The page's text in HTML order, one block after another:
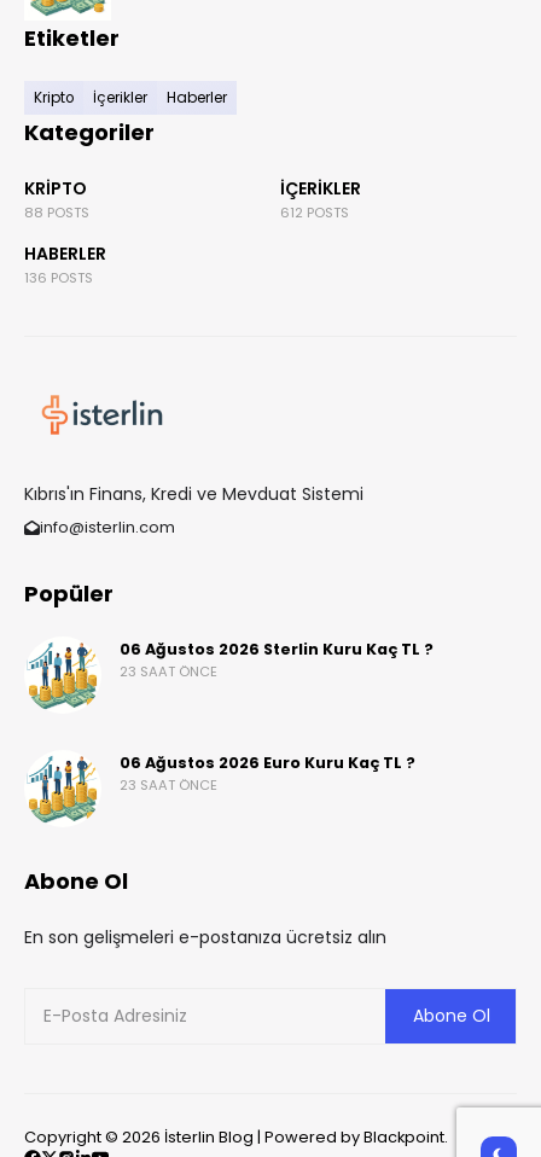
Etiketler
Kripto İçerikler Haberler
Kategoriler
KRIPTO
88 POSTS
İÇERIKLER
612 POSTS
HABERLER
136 POSTS
Kıbrıs'ın Finans, Kredi ve Mevduat Sistemi
info@isterlin.com
Popüler
06 Ağustos 2026 Sterlin Kuru Kaç TL ?
23 SAAT ÖNCE
06 Ağustos 2026 Euro Kuru Kaç TL ?
23 SAAT ÖNCE
Abone Ol
En son gelişmeleri e-postanıza ücretsiz alın
Copyright © 2026 İsterlin Blog | Powered by Blackpoint.